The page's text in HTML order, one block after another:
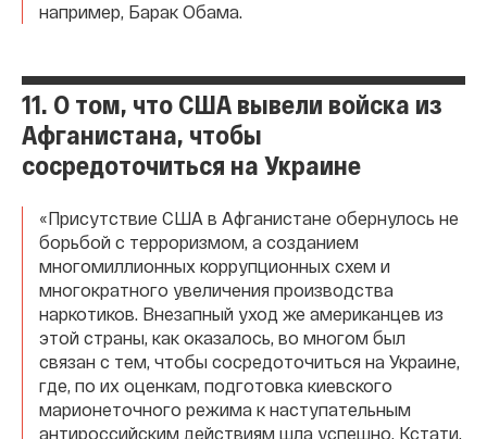
например, Барак Обама.
11. О том, что США вывели войска из
Афганистана, чтобы
сосредоточиться на Украине
«Присутствие США в Афганистане обернулось не
борьбой с терроризмом, а созданием
многомиллионных коррупционных схем и
многократного увеличения производства
наркотиков. Внезапный уход же американцев из
этой страны, как оказалось, во многом был
связан с тем, чтобы сосредоточиться на Украине,
где, по их оценкам, подготовка киевского
марионеточного режима к наступательным
антироссийским действиям шла успешно. Кстати,